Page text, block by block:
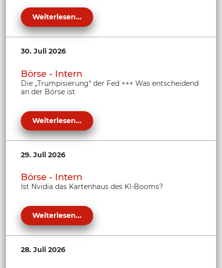
Weiterlesen...
30. Juli 2026
Börse - Intern
Die „Trumpisierung“ der Fed +++ Was entscheidend
an der Börse ist
Weiterlesen...
29. Juli 2026
Börse - Intern
Ist Nvidia das Kartenhaus des KI-Booms?
Weiterlesen...
28. Juli 2026